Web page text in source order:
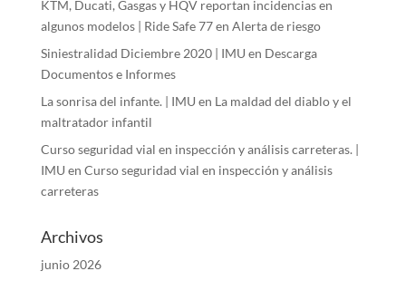
KTM, Ducati, Gasgas y HQV reportan incidencias en
algunos modelos | Ride Safe 77en Alerta de riesgo
Siniestralidad Diciembre 2020 | IMU en Descarga
Documentos e Informes
La sonrisa del infante. | IMU en La maldad del diablo y el
maltratador infantil
Curso seguridad vial en inspección y análisis carreteras. |
IMU en Curso seguridad vial en inspección y análisis
carreteras
Archivos
junio 2026